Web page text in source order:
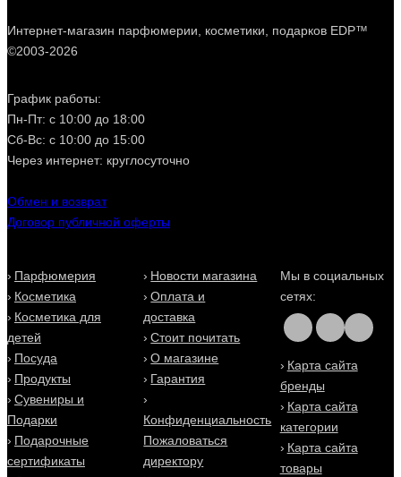
Интернет-магазин парфюмерии, косметики, подарков EDP™
©2003-2026
График работы:
Пн-Пт: с 10:00 до 18:00
Сб-Вс: с 10:00 до 15:00
Через интернет: круглосуточно
Обмен и возврат
Договор публичной оферты
Парфюмерия
Косметика
Косметика для
детей
Посуда
Продукты
Сувениры и
Подарки
Подарочные
сертификаты
Новости магазина
Оплата и
доставка
Стоит почитать
О магазине
Гарантия
Конфиденциальность
Пожаловаться
директору
Мы в социальных
сетях:
Карта сайта
бренды
Карта сайта
категории
Карта сайта
товары